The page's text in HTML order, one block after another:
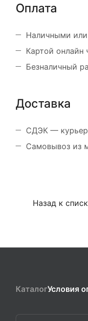
Оплата
Наличными
Картой
Безналичный
Доставка
СДЭК —
Самовывоз из
Назад к
КаталогУсловия